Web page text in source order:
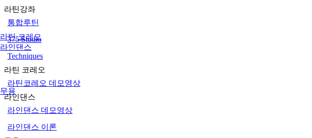
라틴 코레오
라인댄스
무용
라틴강좌
통합루틴
375 Studio
Techniques
라틴 코레오
라틴코레오 데모영상
라인댄스
라인댄스 데모영상
라인댄스 이론